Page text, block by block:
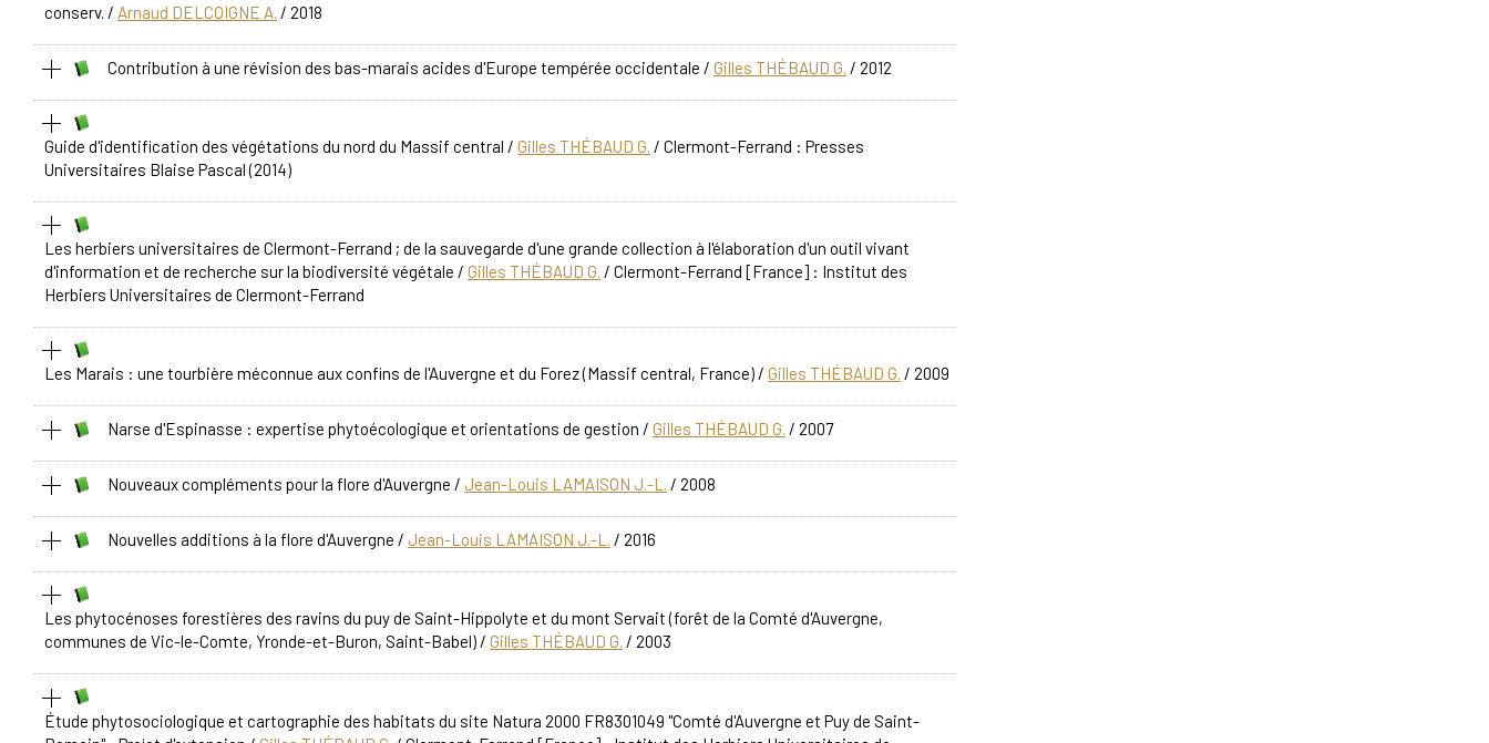
conserv. / Arnaud DELCOIGNE A. / 2018
Contribution à une révision des bas-marais acides d'Europe tempérée occidentale / Gilles THÉBAUD G. / 2012
Guide d'identification des végétations du nord du Massif central / Gilles THÉBAUD G. / Clermont-Ferrand : Presses
Universitaires Blaise Pascal (2014)
Les herbiers universitaires de Clermont-Ferrand ; de la sauvegarde d'une grande collection à l'élaboration d'un outil vivant
d'information et de recherche sur la biodiversité végétale / Gilles THÉBAUD G. / Clermont-Ferrand [France] : Institut des
Herbiers Universitaires de Clermont-Ferrand
Les Marais : une tourbière méconnue aux confins de l'Auvergne et du Forez (Massif central, France)/ Gilles THÉBAUD G. / 2009
Narse d'Espinasse : expertise phytoécologique et orientations de gestion / Gilles THÉBAUD G. / 2007
Nouveaux compléments pour la flore d'Auvergne / Jean-Louis LAMAISON J.-L. / 2008
Nouvelles additions à la flore d'Auvergne / Jean-Louis LAMAISON J.-L. / 2016
Les phytocénoses forestières des ravins du puy de Saint-Hippolyte et du mont Servait (forêt de la Comté d'Auvergne,
communes de Vic-le-Comte, Yronde-et-Buron, Saint-Babel)/ Gilles THÉBAUD G. / 2003
Étude phytosociologique et cartographie des habitats du site Natura 2000 FR8301049 "Comté d'Auvergne et Puy de Saint-